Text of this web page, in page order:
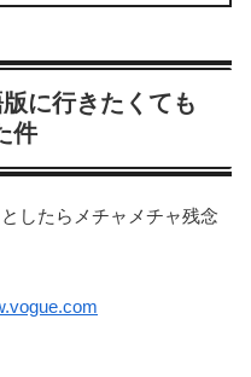
に行きたくても
件
したらメチャメチャ残念